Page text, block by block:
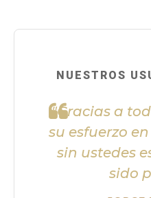
NUESTROS
"Gracias a
su esfuerzo
sin ustedes
sido